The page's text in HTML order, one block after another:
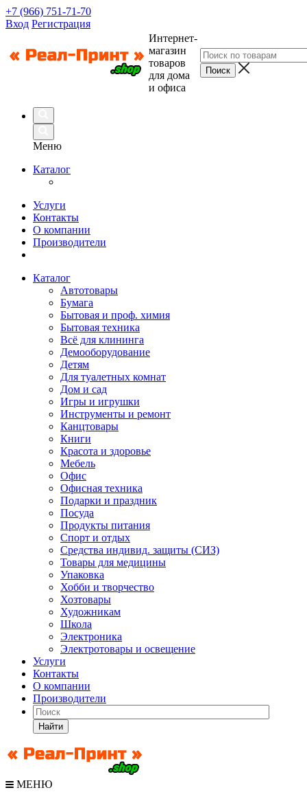
+7 (966) 751-71-70
Вход Регистрация
Интернет-
магазин
товаров
для дома
и офиса
Меню
Каталог
Услуги
Контакты
О компании
Производители
Каталог
Автотовары
Бумага
Бытовая и проф. химия
Бытовая техника
Всё для клининга
Демооборудование
Детям
Для туалетных комнат
Дом и сад
Игры и игрушки
Инструменты и ремонт
Канцтовары
Книги
Красота и здоровье
Мебель
Офис
Офисная техника
Подарки и праздник
Посуда
Продукты питания
Спорт и отдых
Средства индивид. защиты (СИЗ)
Товары для медицины
Упаковка
Хобби и творчество
Хозтовары
Художникам
Школа
Электроника
Электротовары и освещение
Услуги
Контакты
О компании
Производители
Найти
МЕНЮ